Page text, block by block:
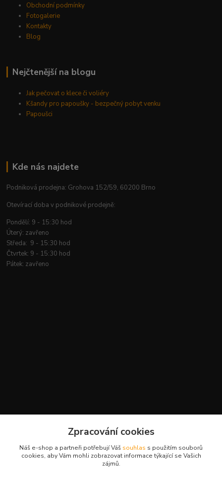
Obchodní podmínky
Fotogalerie
Kontakty
Blog
Nejčtenější na blogu
Jak pečovat o klece či voliéry
Kšandy pro papoušky - bezpečný pobyt venku
Papoušci
Kde nás najdete
Podniková prodejna: Grohova 152/59, 60200 Brno
Otevírací doba v podnikové prodejně:
Pondělí: 9 - 15:30 hod
Úterý: zavřeno
Středa: 9 - 15:30 hod
Čtvrtek: 9 - 15:30 hod
Pátek: zavřeno
+420 777 959 094
(Po-Pá, 8-16 hod.)
Zpracování cookies
Náš e-shop a partneři potřebují Váš souhlas s použitím souborů
cookies, aby Vám mohli zobrazovat informace týkající se Vašich
zájmů.